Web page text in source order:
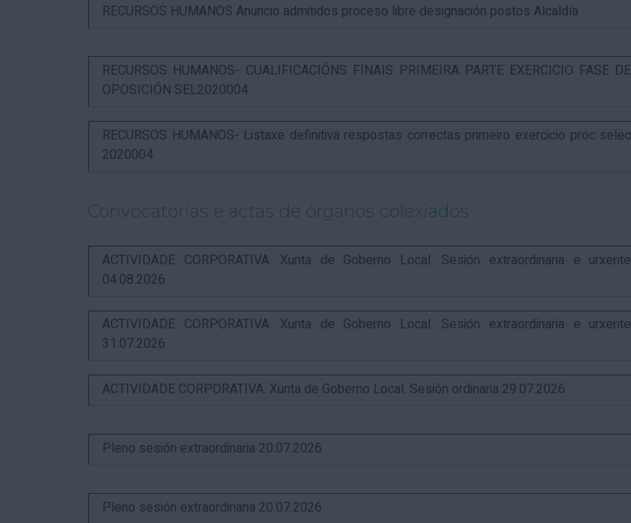
RECURSOS HUMANOS Anuncio admitidos proceso libre designación postos Alcaldía
RECURSOS HUMANOS- CUALIFICACIÓNS FINAIS PRIMEIRA PARTE EXERCICIO FASE DE
OPOSICIÓN SEL2020004
RECURSOS HUMANOS- Listaxe definitiva respostas correctas primeiro exercicio proc selec
2020004
Convocatorias e actas de órganos colexiados
ACTIVIDADE CORPORATIVA. Xunta de Goberno Local. Sesión extraordinaria e urxente
04.08.2026
ACTIVIDADE CORPORATIVA. Xunta de Goberno Local. Sesión extraordinaria e urxente
31.07.2026
ACTIVIDADE CORPORATIVA. Xunta de Goberno Local. Sesión ordinaria 29.07.2026
Pleno sesión extraordinaria 20.07.2026
Pleno sesión extraordinaria 20.07.2026